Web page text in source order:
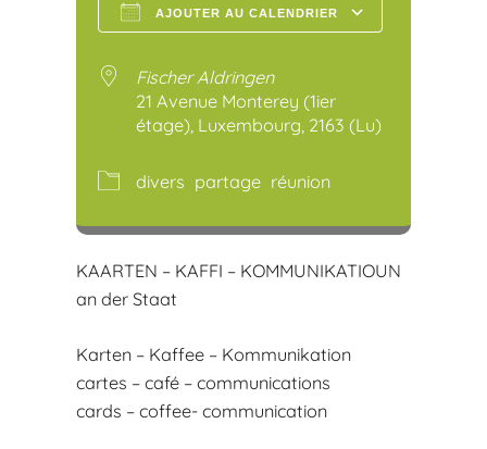
AJOUTER AU CALENDRIER
Fischer Aldringen
21 Avenue Monterey (1ier
étage), Luxembourg, 2163 (Lu)
divers partage réunion
KAARTEN – KAFFI – KOMMUNIKATIOUN
an der Staat
Karten – Kaffee – Kommunikation
cartes – café – communications
cards – coffee- communication